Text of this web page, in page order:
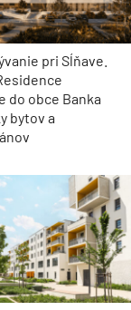
pri Sĺňave.
do obce Banka
bytov a